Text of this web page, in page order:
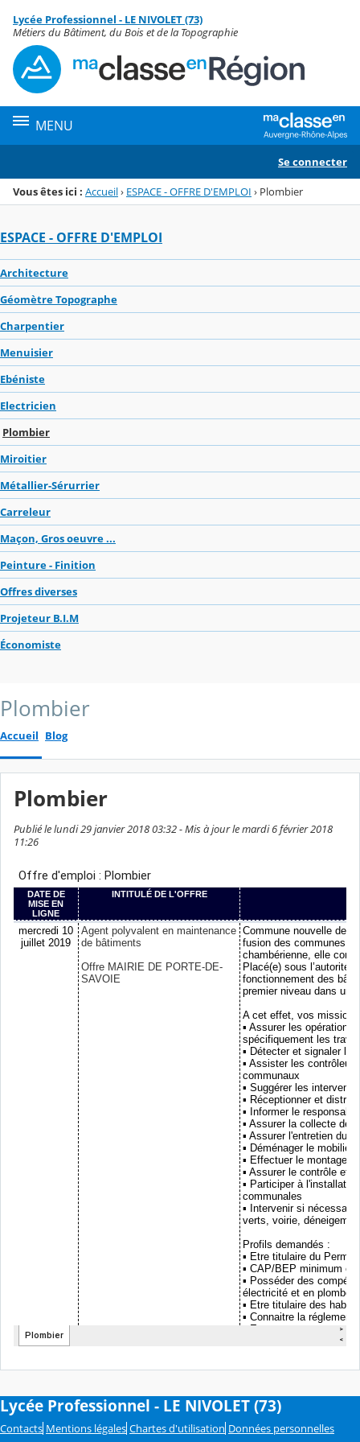
Menu de la rubrique
Contenu
Lycée Professionnel - LE NIVOLET (73)
Métiers du Bâtiment, du Bois et de la Topographie
MENU
Se connecter
Vous êtes ici : Accueil› ESPACE - OFFRE D'EMPLOI › Plombier
ESPACE - OFFRE D'EMPLOI
Architecture
Géomètre Topographe
Charpentier
Menuisier
Ebéniste
Electricien
Plombier
Miroitier
Métallier-Sérurrier
Carreleur
Maçon, Gros oeuvre ...
Peinture - Finition
Offres diverses
Projeteur B.I.M
Économiste
Plombier
Accueil Blog
Plombier
Publié le lundi 29 janvier 2018 03:32 - Mis à jour le mardi 6 février 2018
11:26
Lycée Professionnel - LE NIVOLET (73)
Contacts Mentions légales Chartes d'utilisation Données personnelles